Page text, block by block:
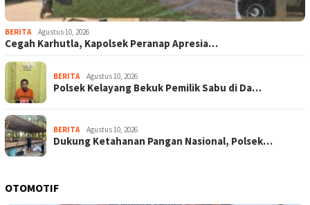
BERITA Agustus 10, 2026
Cegah Karhutla, Kapolsek Peranap Apresia…
BERITA Agustus 10, 2026
Polsek Kelayang Bekuk Pemilik Sabu di Da…
BERITA Agustus 10, 2026
Dukung Ketahanan Pangan Nasional, Polsek…
OTOMOTIF